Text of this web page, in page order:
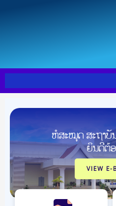
ຫໍສະໝຸດ ສະຖາບັ
ຍິນດີຕ້
VIEW E-